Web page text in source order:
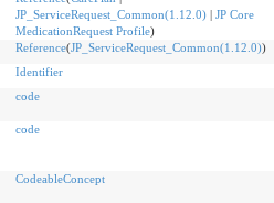
JP_ServiceRequest_Common(1.12.0)| JP Core
MedicationRequest Profile)
Reference(JP_ServiceRequest_Common(1.12.0))
Identifier
code
code
CodeableConcept